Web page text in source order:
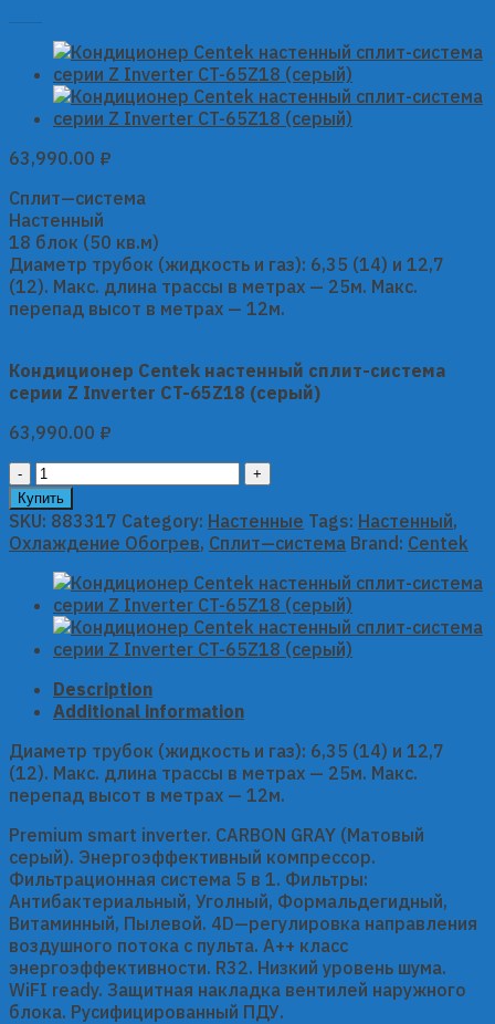
63,990.00 ₽
Сплит—система
Настенный
18 блок (50 кв.м)
Диаметр трубок (жидкость и газ): 6,35 (14) и 12,7
(12). Макс. длина трассы в метрах — 25м. Макс.
перепад высот в метрах — 12м.
Кондиционер Centek настенный сплит-система
серии Z Inverter CT-65Z18 (серый)
63,990.00 ₽
Кондиционер
Centek
настенный
сплит-
система
серии
Z
Inverter
CT-
(серый)
quantity
Купить
SKU: 883317 Category: Настенные Tags: Настенный,
Охлаждение Обогрев, Сплит—система Brand: Centek
Description
Additional information
Диаметр трубок (жидкость и газ): 6,35 (14) и 12,7
(12). Макс. длина трассы в метрах — 25м. Макс.
перепад высот в метрах — 12м.
Premium smart inverter. CARBON GRAY (Матовый
серый). Энергоэффективный компрессор.
Фильтрационная система 5 в 1. Фильтры:
Антибактериальный, Уголный, Формальдегидный,
Витаминный, Пылевой. 4D—регулировка направления
воздушного потока с пульта. A++ класс
энергоэффективности. R32. Низкий уровень шума.
WiFI ready. Защитная накладка вентилей наружного
блока. Русифицированный ПДУ.